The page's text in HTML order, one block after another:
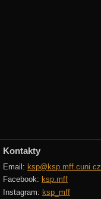
Kontakty
Email: ksp@ksp.mff.cuni.cz
Facebook: ksp.mff
Instagram: ksp_mff